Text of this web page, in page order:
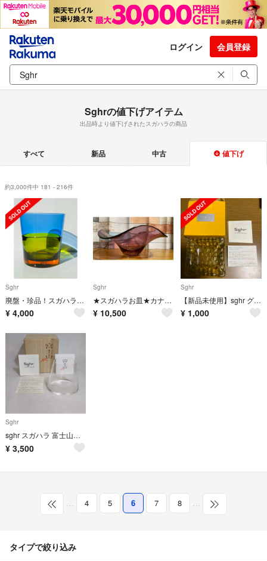
ログイン 会員登録
Sghrの値下げアイテム
出品時より値下げされたスガハラの商品
すべて 新品 中古 値下げ
約3,000件中 181 - 216件
Sghr
廃盤・珍品！スガハラ sghr デュオ DUO フラワーベース 花瓶 サイズ大
¥ 4,000
Sghr
★スガハラお皿★カナ・ボウル★ワインレッド
¥ 10,500
Sghr
【新品未使用】sghr グリッドプレート 9cm深皿（タン）
¥ 1,000
Sghr
sghr スガハラ 富士山グラス FUJIYAMA GLASS 極美品
¥ 3,500
… 4 5 6 7 8 …
タイプで絞り込み